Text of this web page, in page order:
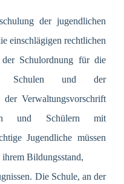
der jugendlichen
einschlägigen rechtlichen
Schulordnung für die
Schulen und der
Verwaltungsvorschrift
und Schülern mit
Jugendliche müssen
Bildungsstand,
Die Schule, an der